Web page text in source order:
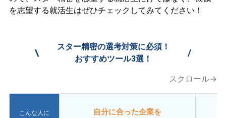
を志望する就活生はぜひチェックしてみてください！
\
スター精密の選考対策に必須！
おすすめツール3選！
/
スクロール→
こんな人に
自分に合った企業を